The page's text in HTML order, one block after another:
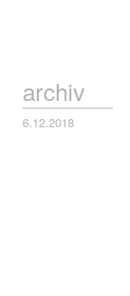
archiv
6.12.2018